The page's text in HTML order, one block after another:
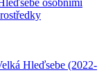
osobními
Hleďsebe (2022-